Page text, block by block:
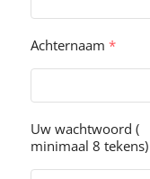
Achternaam *
Uw wachtwoord (
minimaal 8 tekens)